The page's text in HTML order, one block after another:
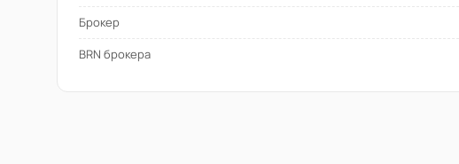
Брокер
BRN брокера